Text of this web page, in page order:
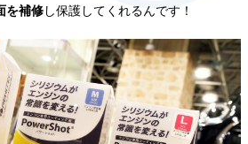
を補修し保護してくれるんです！